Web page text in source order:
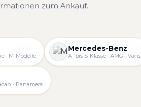
zum Ankauf.
· M-Modelle
Mercedes-Benz
A- bis S-Klasse · AMG · Vans
· Panamera